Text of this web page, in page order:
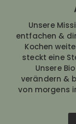
Unsere
entfachen &
Kochen
steckt eine
Unsere
verändern &
von morgens